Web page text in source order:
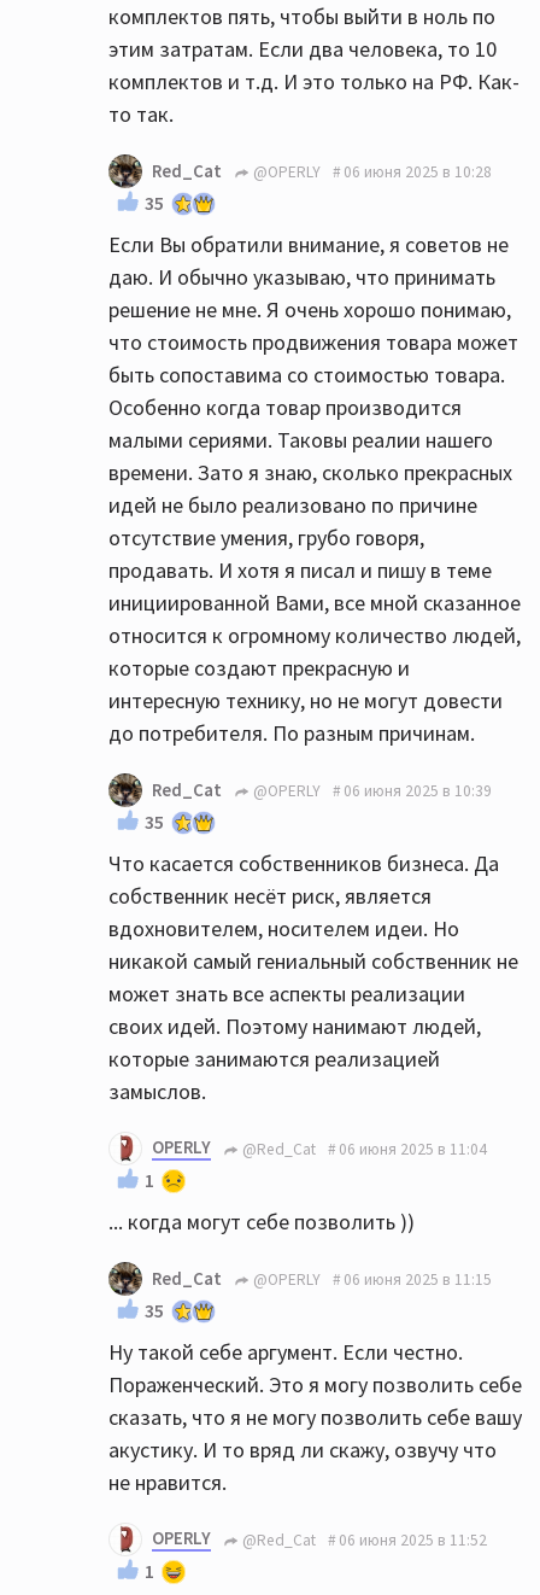
комплектов пять, чтобы выйти в ноль по
этим затратам. Если два человека, то 10
комплектов и т.д. И это только на РФ. Как-
то так.
Red_Cat @OPERLY 06 июня 2025 в 10:28
35
Если Вы обратили внимание, я советов не
даю. И обычно указываю, что принимать
решение не мне. Я очень хорошо понимаю,
что стоимость продвижения товара может
быть сопоставима со стоимостью товара.
Особенно когда товар производится
малыми сериями. Таковы реалии нашего
времени. Зато я знаю, сколько прекрасных
идей не было реализовано по причине
отсутствие умения, грубо говоря,
продавать. И хотя я писал и пишу в теме
инициированной Вами, все мной сказанное
относится к огромному количество людей,
которые создают прекрасную и
интересную технику, но не могут довести
до потребителя. По разным причинам.
Red_Cat @OPERLY 06 июня 2025 в 10:39
35
Что касается собственников бизнеса. Да
собственник несёт риск, является
вдохновителем, носителем идеи. Но
никакой самый гениальный собственник не
может знать все аспекты реализации
своих идей. Поэтому нанимают людей,
которые занимаются реализацией
замыслов.
OPERLY @Red_Cat 06 июня 2025 в 11:04
1
... когда могут себе позволить ))
Red_Cat @OPERLY 06 июня 2025 в 11:15
35
Ну такой себе аргумент. Если честно.
Пораженческий. Это я могу позволить себе
сказать, что я не могу позволить себе вашу
акустику. И то вряд ли скажу, озвучу что
не нравится.
OPERLY @Red_Cat 06 июня 2025 в 11:52
1